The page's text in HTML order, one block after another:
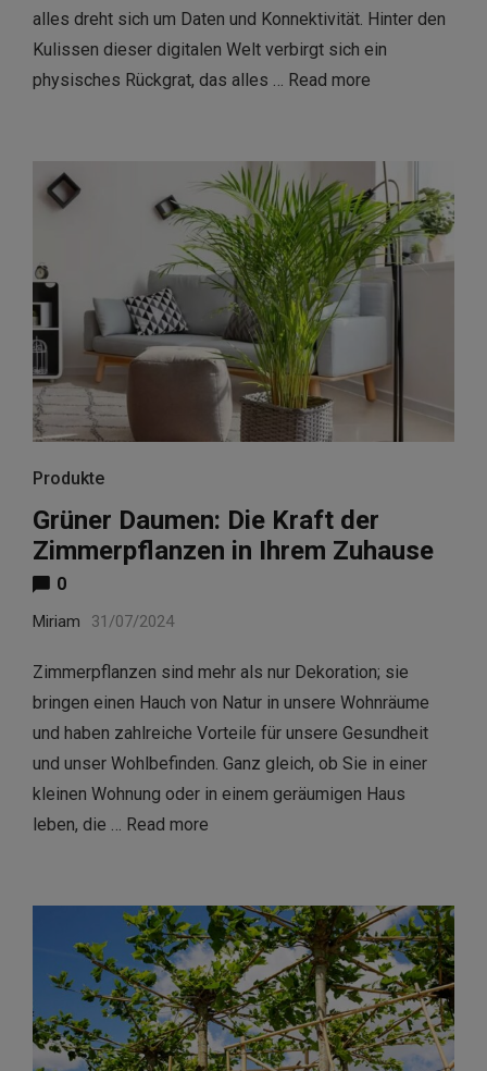
alles dreht sich um Daten und Konnektivität. Hinter den
Kulissen dieser digitalen Welt verbirgt sich ein
physisches Rückgrat, das alles … Read more
Produkte
Grüner Daumen: Die Kraft der
Zimmerpflanzen in Ihrem Zuhause
0
Miriam 31/07/2024
Zimmerpflanzen sind mehr als nur Dekoration; sie
bringen einen Hauch von Natur in unsere Wohnräume
und haben zahlreiche Vorteile für unsere Gesundheit
und unser Wohlbefinden. Ganz gleich, ob Sie in einer
kleinen Wohnung oder in einem geräumigen Haus
leben, die … Read more